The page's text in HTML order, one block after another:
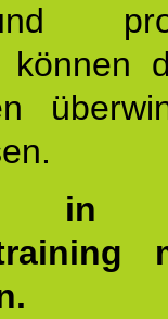
können
in